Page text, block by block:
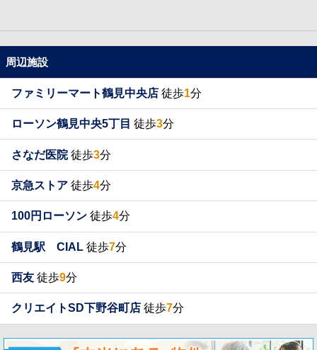
周辺施設
ファミリーマート鶴見中央店 徒歩1分
ローソン鶴見中央5丁目 徒歩3分
さなだ医院徒歩3分
京急ストア 徒歩4分
100円ローソン 徒歩4分
鶴見駅 CIAL 徒歩7分
西友 徒歩9分
クリエイトSD下野谷町店 徒歩7分